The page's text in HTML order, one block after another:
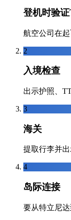
登机时验
航空公司在
2
入境检查
出示护照、
3
海关
提取行李并
4
岛际连接
要从特立尼